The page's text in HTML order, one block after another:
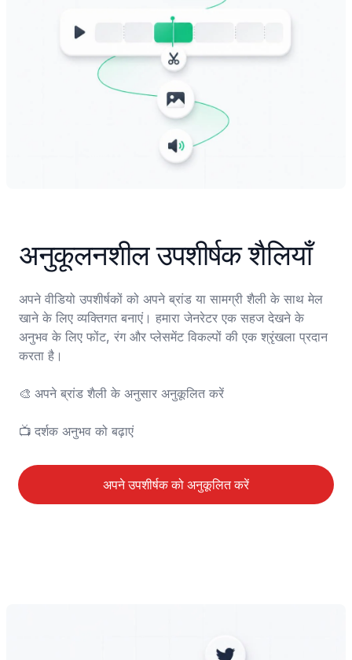
अनुकूलनशील उपशीर्षक शैलियाँ
अपने वीडियो उपशीर्षकों को अपने ब्रांड या सामग्री शैली के साथ मेल
खाने के लिए व्यक्तिगत बनाएं। हमारा जेनरेटर एक सहज देखने के
अनुभव के लिए फोंट, रंग और प्लेसमेंट विकल्पों की एक श्रृंखला प्रदान
करता है।
🎨	अपने ब्रांड शैली के अनुसार अनुकूलित करें
📺	दर्शक अनुभव को बढ़ाएं
अपने उपशीर्षक को अनुकूलित करें